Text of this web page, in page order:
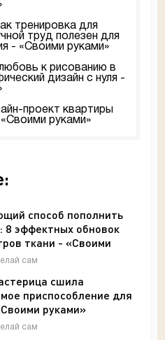
тренировка для
труд полезен для
- «Своими руками»
к рисованию в
дизайн с нуля -
проект квартиры
руками»
способ пополнить
8 эффектных обновок
ткани - «Своими
сам
сшила
приспособление для
руками»
сам